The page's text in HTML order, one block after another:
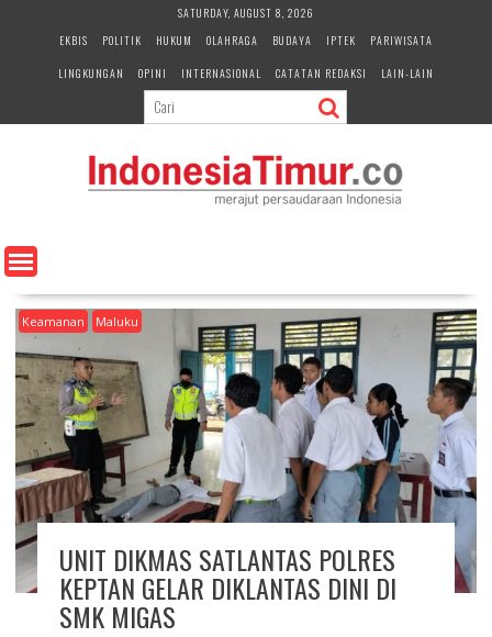
e
n
SATURDAY, AUGUST 8, 2026
EKBIS
POLITIK HUKUM OLAHRAGA BUDAYA IPTEK
PARIWISATA
LINGKUNGAN
OPINI INTERNASIONAL CATATAN REDAKSI LAIN-LAIN
Keamanan Maluku
UNIT DIKMAS SATLANTAS POLRES
KEPTAN GELAR DIKLANTAS DINI DI
SMK MIGAS